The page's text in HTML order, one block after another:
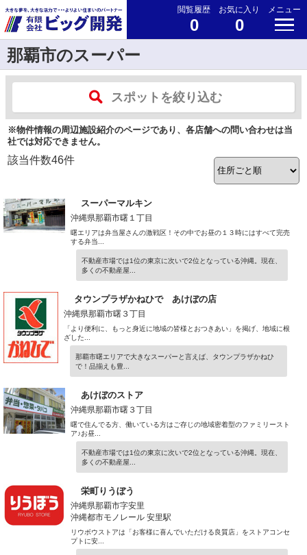
閲覧履歴
0
お気に入り
0
メニュー
那覇市のスーパー
スポットを絞り込む
※物件情報の周辺施設紹介のページであり、各店舗への問い合わせは当
社では対応できません。
該当件数46件
スーパーマルキン
沖縄県那覇市曙１丁目
曙エリアは弁当屋さんの激戦区！その中でお昼の１３時にはすべて完売
する弁当...
不動産市場では1位の東京に次いで2位となっている沖縄。現在、
多くの不動産屋...
タウンプラザかねひで あけぼの店
沖縄県那覇市曙３丁目
「より便利に、もっと身近に地域の皆様とおつきあい」を掲げ、地域に根
ざした...
那覇市曙エリアで大きなスーパーと言えば、タウンプラザかねひ
で！品揃えも豊...
あけぼのストア
沖縄県那覇市曙３丁目
曙で住んでる方、働いている方はご存じの地域密着型のファミリースト
ア♪お昼...
不動産市場では1位の東京に次いで2位となっている沖縄。現在、
多くの不動産屋...
栄町りうぼう
沖縄県那覇市字安里
沖縄都市モノレール 安里駅
リウボウストアは「お客様に喜んでいただける良質店」をストアコンセ
プトに安...